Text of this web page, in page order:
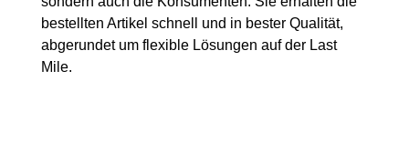
bestellten Artikel schnell und in bester Qualität,
abgerundet um flexible Lösungen auf der Last
Mile.